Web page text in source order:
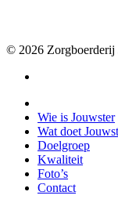
© 2026 Zorgboerderij
Close
Menu
Wie is Jouwster
Wat doet
Doelgroep
Kwaliteit
Foto’s
Contact